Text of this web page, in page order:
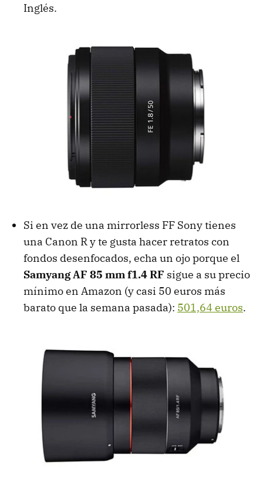
Inglés.
Si en vez de una mirrorless FF Sony tienes
una Canon R y te gusta hacer retratos con
fondos desenfocados, echa un ojo porque el
Samyang AF 85 mm f1.4 RF sigue a su precio
mínimo en Amazon (y casi 50 euros más
barato que la semana pasada): 501,64 euros.